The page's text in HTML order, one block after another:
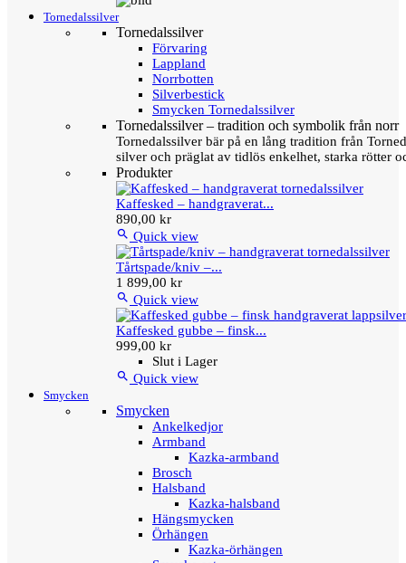
Tornedalssilver
Tornedalssilver
Förvaring
Lappland
Norrbotten
Silverbestick
Smycken Tornedalssilver
Tornedalssilver – tradition och symbolik från norr
Tornedalssilver bär på en lång tradition från
silver och präglat av tidlös enkelhet, starka rötter
Produkter
Kaffesked – handgraverat...
890,00 kr
 Quick view
Tårtspade/kniv –...
1 899,00 kr
 Quick view
Kaffesked gubbe – finsk...
999,00 kr
Slut i Lager
 Quick view
Smycken
Smycken
Ankelkedjor
Armband
Kazka-armband
Brosch
Halsband
Kazka-halsband
Hängsmycken
Örhängen
Kazka-örhängen